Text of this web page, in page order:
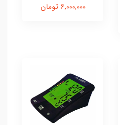
6,000,000 تومان